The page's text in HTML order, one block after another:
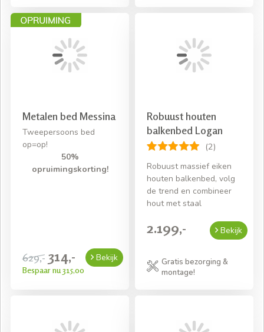
Metalen bed Messina
Tweepersoons bed
op=op!
50%
opruimingskorting!
629,- 314,-
Bespaar nu 315,00
Bekijk
Robuust houten
balkenbed Logan
(2)
Robuust massief eiken
houten balkenbed, volg
de trend en combineer
hout met staal
2.199,- Bekijk
Gratis bezorging &
montage!